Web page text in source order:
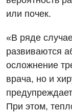
Проктология
Пульмонология
Терапия
Урология
или почек.
«В ряде
развиваются
осложнение
врача, но и
При этом,